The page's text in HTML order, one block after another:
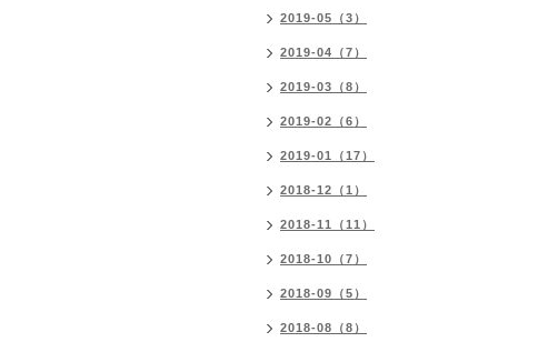
2019-05（3）
2019-04（7）
2019-03（8）
2019-02（6）
2019-01（17）
2018-12（1）
2018-11（11）
2018-10（7）
2018-09（5）
2018-08（8）